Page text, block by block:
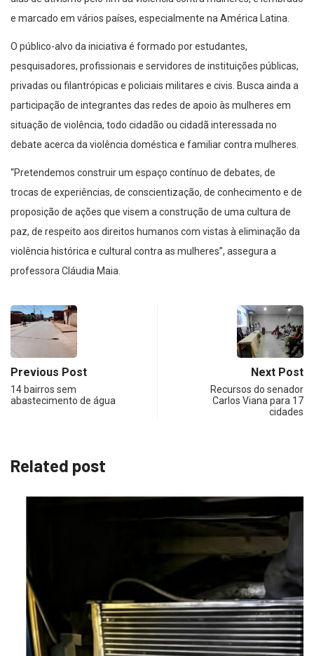
e marcado em vários países, especialmente na América Latina.
O público-alvo da iniciativa é formado por estudantes,
pesquisadores, profissionais e servidores de instituições públicas,
privadas ou filantrópicas e policiais militares e civis. Busca ainda a
participação de integrantes das redes de apoio às mulheres em
situação de violência, todo cidadão ou cidadã interessada no
debate acerca da violência doméstica e familiar contra mulheres.
“Pretendemos construir um espaço contínuo de debates, de
trocas de experiências, de conscientização, de conhecimento e de
proposição de ações que visem a construção de uma cultura de
paz, de respeito aos direitos humanos com vistas à eliminação da
violência histórica e cultural contra as mulheres”, assegura a
professora Cláudia Maia.
Previous Post
14 bairros sem
abastecimento de água
Next Post
Recursos do senador
Carlos Viana para 17
cidades
Related post